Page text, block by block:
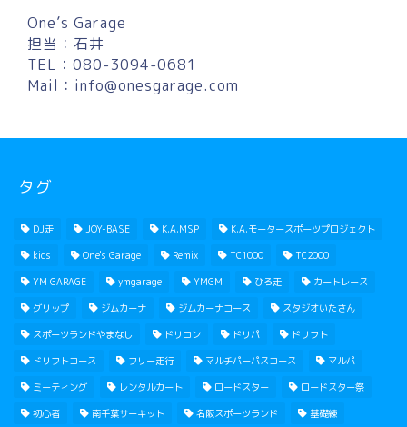
One’s Garage
担当：石井
TEL：080-3094-0681
Mail： info@onesgarage.com
タグ
DJ走 JOY-BASE K.A.MSP K.A.モータースポーツプロジェクト
kics One's Garage Remix TC1000 TC2000
YM GARAGE ymgarage YMGM ひろ走 カートレース
グリップ ジムカーナ ジムカーナコース スタジオいたさん
スポーツランドやまなし ドリコン ドリパ ドリフト
ドリフトコース フリー走行 マルチパーパスコース マルパ
ミーティング レンタルカート ロードスター ロードスター祭
初心者 南千葉サーキット 名阪スポーツランド 基礎練